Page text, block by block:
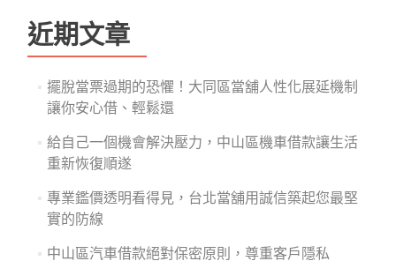
鍵
字:
近期文章
擺脫當票過期的恐懼！大同區當舖人性化展延機制
讓你安心借、輕鬆還
給自己一個機會解決壓力，中山區機車借款讓生活
重新恢復順遂
專業鑑價透明看得見，台北當舖用誠信築起您最堅
實的防線
中山區汽車借款絕對保密原則，尊重客戶隱私